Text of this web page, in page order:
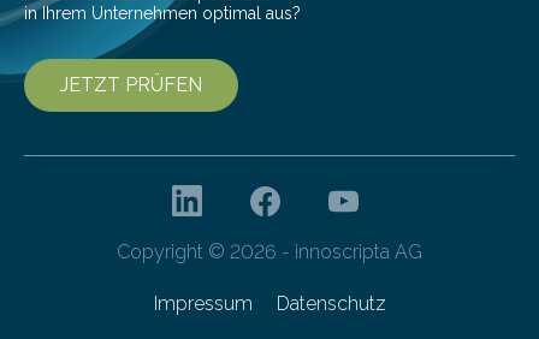
in Ihrem Unternehmen optimal aus?
JETZT PRÜFEN
Copyright © 2026 - innoscripta AG
Impressum Datenschutz